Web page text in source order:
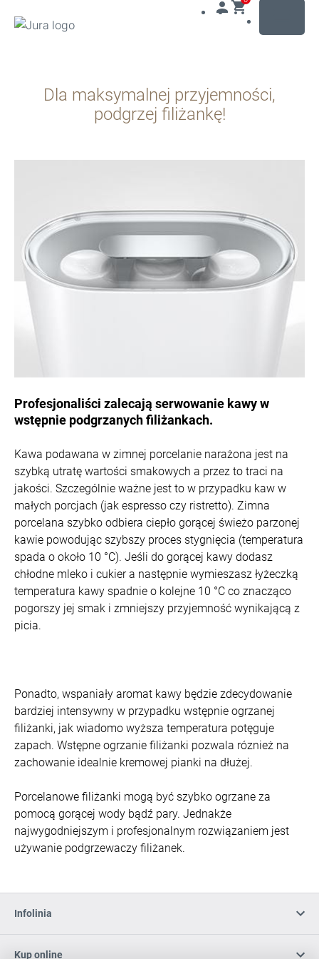
wyszukiwania
Dla maksymalnej przyjemności,
podgrzej filiżankę!
Profesjonaliści zalecają serwowanie kawy w
wstępnie podgrzanych filiżankach.
Kawa podawana w zimnej porcelanie narażona jest na
szybką utratę wartości smakowych a przez to traci na
jakości. Szczególnie ważne jest to w przypadku kaw w
małych porcjach (jak espresso czy ristretto). Zimna
porcelana szybko odbiera ciepło gorącej świeżo parzonej
kawie powodując szybszy proces stygnięcia (temperatura
spada o około 10 °C). Jeśli do gorącej kawy dodasz
chłodne mleko i cukier a następnie wymieszasz łyżeczką
temperatura kawy spadnie o kolejne 10 °C co znacząco
pogorszy jej smak i zmniejszy przyjemność wynikającą z
picia.
Ponadto, wspaniały aromat kawy będzie zdecydowanie
bardziej intensywny w przypadku wstępnie ogrzanej
filiżanki, jak wiadomo wyższa temperatura potęguje
zapach. Wstępne ogrzanie filiżanki pozwala róznież na
zachowanie idealnie kremowej pianki na dłużej.
Porcelanowe filiżanki mogą być szybko ogrzane za
pomocą gorącej wody bądź pary. Jednakże
najwygodniejszym i profesjonalnym rozwiązaniem jest
używanie podgrzewaczy filiżanek.
Infolinia
Kup online